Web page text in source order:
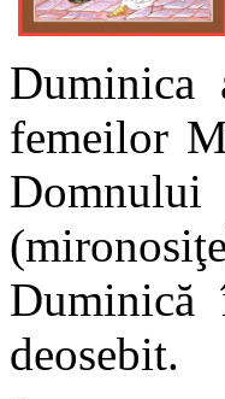
Duminica
femeilor
deosebit.